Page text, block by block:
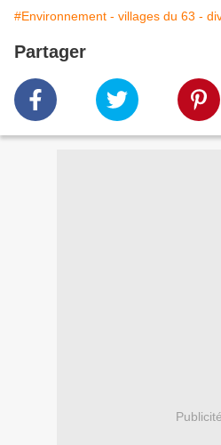
#Environnement - villages du 63 -
Partager
Publicité